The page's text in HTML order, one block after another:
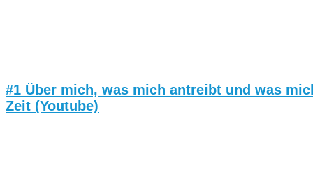
#1 Über mich, was mich antreibt und was
Zeit (Youtube)